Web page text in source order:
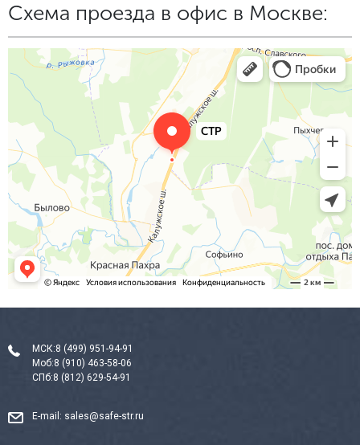
Схема проезда в офис в Москве:
МСК:8 (499) 951-94-91
Моб:8 (910) 463-58-06
СПб:8 (812) 629-54-91
E-mail: sales@safe-str.ru